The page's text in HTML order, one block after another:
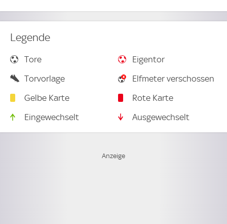
Legende
Tore
Eigentor
Torvorlage
Elfmeter verschossen
Gelbe Karte
Rote Karte
Eingewechselt
Ausgewechselt